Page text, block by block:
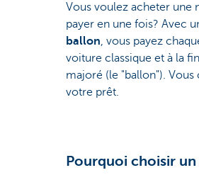
Vous voulez acheter une
payer en une fois? Avec
ballon, vous payez
voiture classique et à la
majoré (le "ballon"). Vous
votre prêt.
Pourquoi choisir